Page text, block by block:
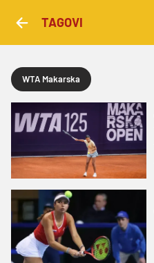
TAGOVI
WTA Makarska